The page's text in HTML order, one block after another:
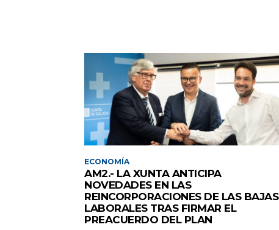
ECONOMÍA
AM2.- LA XUNTA ANTICIPA
NOVEDADES EN LAS
REINCORPORACIONES DE LAS BAJAS
LABORALES TRAS FIRMAR EL
PREACUERDO DEL PLAN